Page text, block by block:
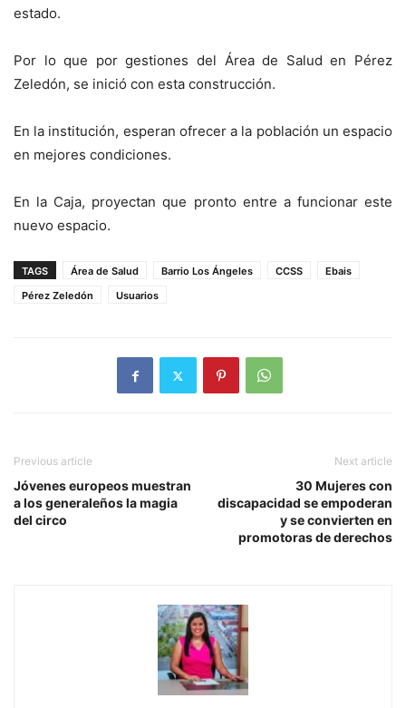
estado.
Por lo que por gestiones del Área de Salud en Pérez
Zeledón, se inició con esta construcción.
En la institución, esperan ofrecer a la población un espacio
en mejores condiciones.
En la Caja, proyectan que pronto entre a funcionar este
nuevo espacio.
TAGS Área de Salud Barrio Los Ángeles CCSS
Ebais
Pérez Zeledón
Usuarios
Previous article
Jóvenes europeos muestran
a los generaleños la magia
del circo
Next article
30 Mujeres con
discapacidad se empoderan
y se convierten en
promotoras de derechos